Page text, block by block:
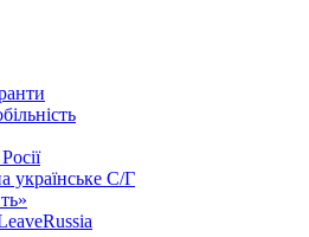
українське С/Г